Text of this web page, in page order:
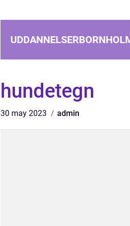
hundetegn
30 may 2023 admin